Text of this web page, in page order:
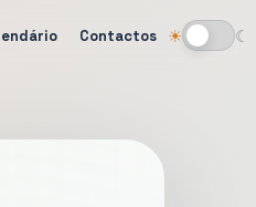
Contactos ☀ ☾
Alternar tema